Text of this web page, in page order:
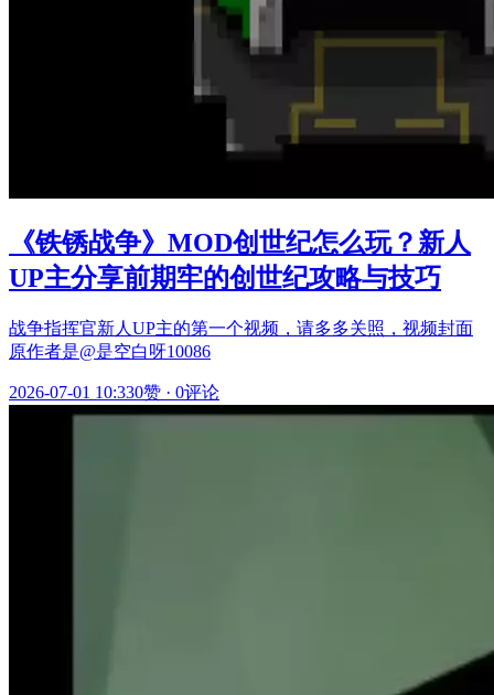
《铁锈战争》MOD创世纪怎么玩？新人
UP主分享前期牢的创世纪攻略与技巧
战争指挥官新人UP主的第一个视频，请多多关照，视频封面
原作者是@是空白呀10086
2026-07-01 10:330赞 · 0评论